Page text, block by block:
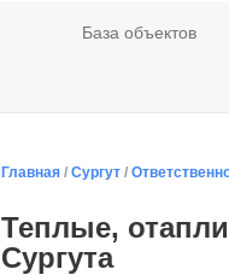
База объектов
Главная / Сургут /
Теплые,
Сургута